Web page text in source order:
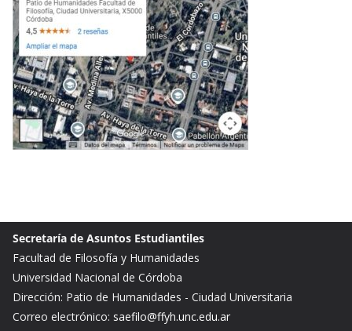
Secretaría de Asuntos Estudiantiles
Facultad de Filosofía y Humanidades
Universidad Nacional de Córdoba
Dirección: Patio de Humanidades - Ciudad Universitaria
Correo electrónico: saefilo@ffyh.unc.edu.ar